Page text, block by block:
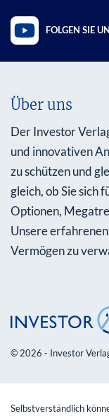
FOLGEN SIE
Über uns
Der Investor
und innovativen
zu schützen und
gleich, ob Sie sich
Optionen,
Unsere
Vermögen zu
© 2026 - Investor
Selbstverständlich